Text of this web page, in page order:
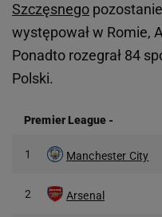
Szczęsnego pozostanie
występował w Romie,
Ponadto rozegrał 84
Polski.
Premier League-
1 Manchester City
2 Arsenal